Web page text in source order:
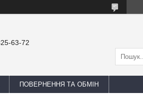
63-72
ПОВЕРНЕННЯ ТА ОБМІН